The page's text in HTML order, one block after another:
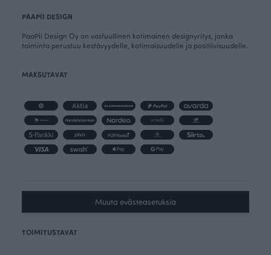
PAAPII DESIGN
PaaPii Design Oy on vastuullinen kotimainen designyritys, jonka
toiminta perustuu kestävyydelle, kotimaisuudelle ja positiivisuudelle.
MAKSUTAVAT
Muuta evästeasetuksia
TOIMITUSTAVAT